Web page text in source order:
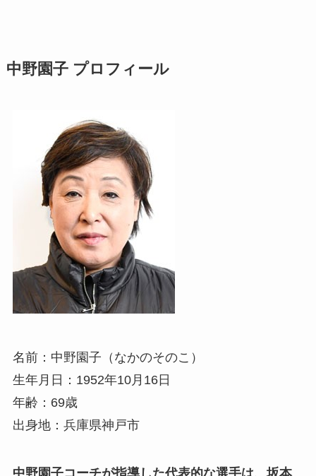
中野園子 プロフィール
名前：中野園子（なかのそのこ）
生年月日：1952年10月16日
年齢：69歳
出身地：兵庫県神戸市
中野園子コーチが指導した代表的な選手は、坂本